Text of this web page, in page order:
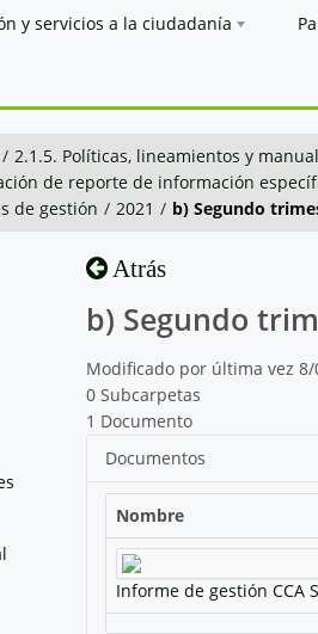
y servicios a la ciudadanía
/ 2.1.5. Políticas, lineamientos y
de reporte de información
de gestión / 2021 / b) Segundo
Atrás
b) Segundo
Modificado por última vez 8/
0 Subcarpetas
1 Documento
Documentos
Nombre
Informe de gestión CCA